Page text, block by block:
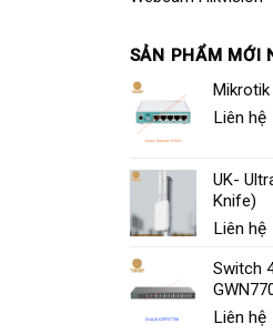
SẢN PHẨM MỚI
Mikrotik
Liên hệ
UK-
Knife)
Liên hệ
Switch
Liên hệ